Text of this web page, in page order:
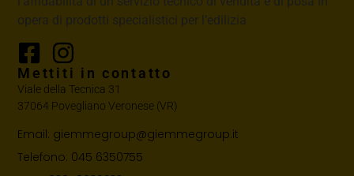
opera di prodotti specialistici per l’edilizia
Mettiti in contatto
Viale della Tecnica 31
37064 Povegliano Veronese (VR)
Email: giemmegroup@giemmegroup.it
Telefono: 045 6350755